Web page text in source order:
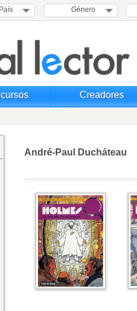
País Género
Creadores
André-Paul Ducháteau